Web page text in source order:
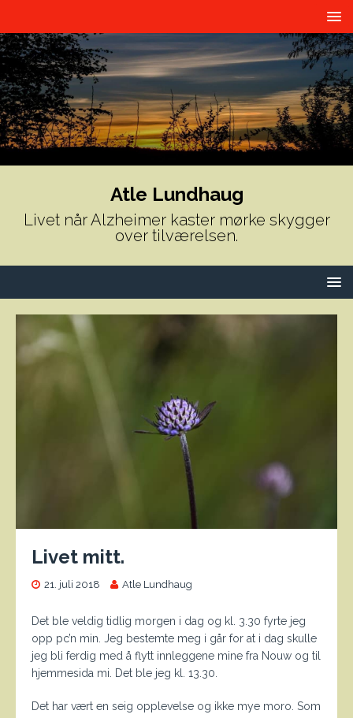
Atle Lundhaug
Livet når Alzheimer kaster mørke skygger
over tilværelsen.
Livet mitt.
21. juli 2018 Atle Lundhaug
Det ble veldig tidlig morgen i dag og kl. 3.30 fyrte jeg
opp pc’n min. Jeg bestemte meg i går for at i dag skulle
jeg bli ferdig med å flytt innleggene mine fra Nouw og til
hjemmesida mi. Det ble jeg kl. 13.30.
Det har vært en seig opplevelse og ikke mye moro. Som